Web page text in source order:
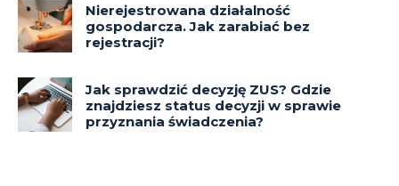
Nierejestrowana działalność
gospodarcza. Jak zarabiać bez
rejestracji?
Jak sprawdzić decyzję ZUS? Gdzie
znajdziesz status decyzji w sprawie
przyznania świadczenia?